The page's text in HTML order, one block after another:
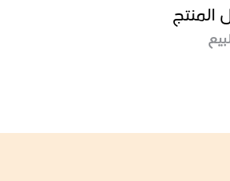
المنتج